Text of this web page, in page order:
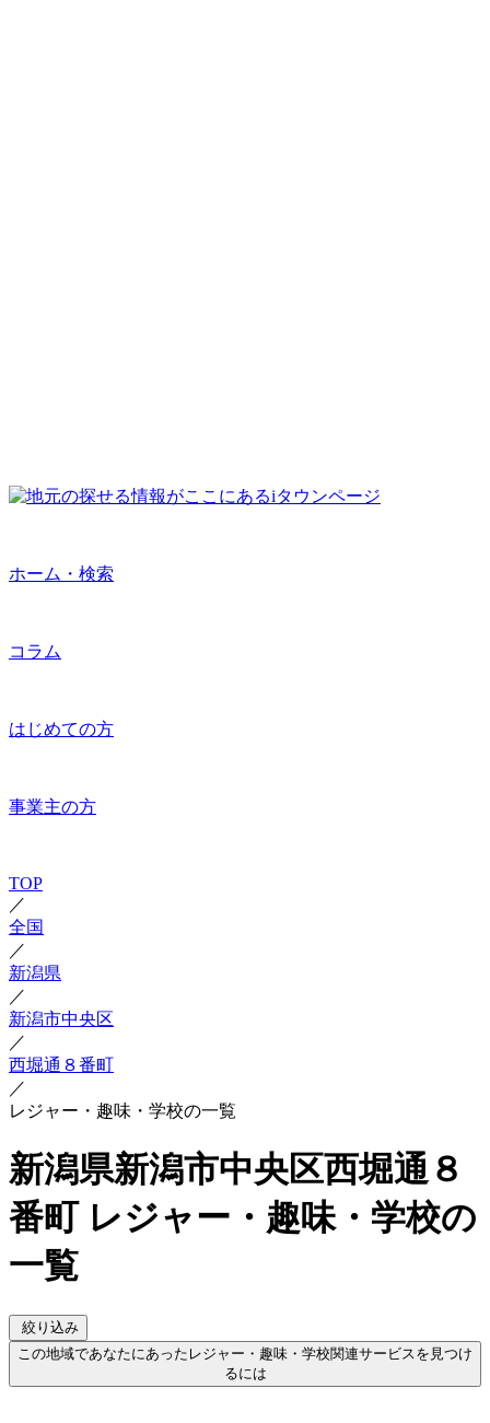
ホーム・検索
コラム
はじめての方
事業主の方
TOP
／
全国
／
新潟県
／
新潟市中央区
／
西堀通８番町
／
レジャー・趣味・学校の一覧
新潟県新潟市中央区西堀通８
番町 レジャー・趣味・学校の
一覧
絞り込み
この地域であなたにあったレジャー・趣味・学校関連サービスを見つけ
るには